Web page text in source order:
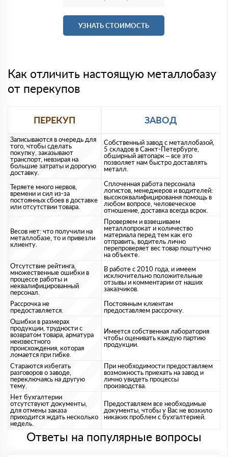
УЗНАТЬ СТОИМОСТЬ
Как отличить настоящую металлобазу
от перекупов
ПЕРЕКУП ЗАВОД
Записываются в очередь для
того, чтобы сделать
покупку, заказывают
транспорт, невзирая на
большие затраты и дорогую
доставку.
Собственный завод с металлобазой,
5 складов в Санкт-Петербурге,
обширный автопарк – все это
позволяет нам быстро доставлять
металл.
Теряете много нервов,
времени и сил из-за
постоянных сбоев в доставке
или отсутствии товара.
Сплоченная работа персонала
логистов, менеджеров и водителей:
высококвалифицировання помощь в
любом вопросе, человеческое
отношение, доставка всегда всрок.
Весов нет: что получили на
металлобазе, то и привезли
клиенту.
Проверяем и взвешиваем
металлопрокат и количество
материала перед тем как его
отправить, водитель лично
перепроверяет вес товар поштучно
на объекте.
Отсутствие рейтинга,
множественные ошибки в
процессе работы и
неквалифицированный
персонал.
В работе с 2010 года, и имеем
исключительно положительные
отзывы и комментарии от наших
заказчиков.
Рассрочка не
предоставляется.
Постоянным клиентам
предоставляем рассрочку.
Ошибки в размерах
продукции, трудности с
возвратом товара, арматура
неизвестного
происхождения, которая
ломается при гибке.
Имеется собственная лаборатория
чтобы оценивать каждую партию
продукции.
Стараются избегать
разговоров о заводе,
переключаясь на другую
тему.
При необходимости предоставляем
возможность приехать на завод и
лично увидеть процессы
производства.
Нет бухгалтерии
отсутствуют документы,
для отмены заказа
приходится ждать несколько
недель.
Предоставляем все необходимые
документы, чтобы у Вас не возкило
никаких проблем с бухгалтерией.
Ответы на популярные вопросы